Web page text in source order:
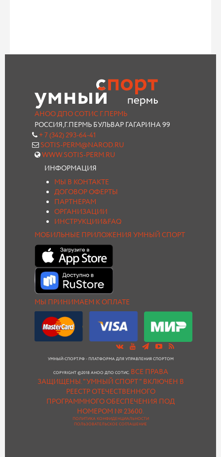
АНОО ДПО СОТИС Г.ПЕРМЬ
РОССИЯ,Г.ПЕРМЬ БУЛЬВАР ГАГАРИНА 99
+ 7 (342) 293-64-41
SOTIS-PERM@NAROD.RU
WWW.SOTIS-PERM.RU
ИНФОРМАЦИЯ
МЫ В КОНТАКТЕ
ДОГОВОР ОФЕРТЫ
ПАРТНЕРАМ
ОРГАНИЗАЦИИ
ИНСТРУКЦИИ&FAQ
МОБИЛЬНЫЕ ПРИЛОЖЕНИЯ УМНЫЙ СПОРТ
МЫ ПРИНИМАЕМ К ОПЛАТЕ
УМНЫЙ-СПОРТ.РФ - ПЛАТФОРМА ДЛЯ УПРАВЛЕНИЯ СПОРТОМ
COPYRIGHT ©2018 АНОО ДПО СОТИС. ВСЕ ПРАВА
ЗАЩИЩЕНЫ."УМНЫЙ СПОРТ " ВКЛЮЧЕН В
РЕЕСТР ОТЕЧЕСТВЕННОГО
ПРОГРАММНОГО ОБЕСПЕЧЕНИЯ ПОД
НОМЕРОМ № 23600.
ПОЛИТИКА КОНФИДЕНЦИАЛЬНОСТИ
ПОЛЬЗОВАТЕЛЬСКОЕ СОГЛАШЕНИЕ